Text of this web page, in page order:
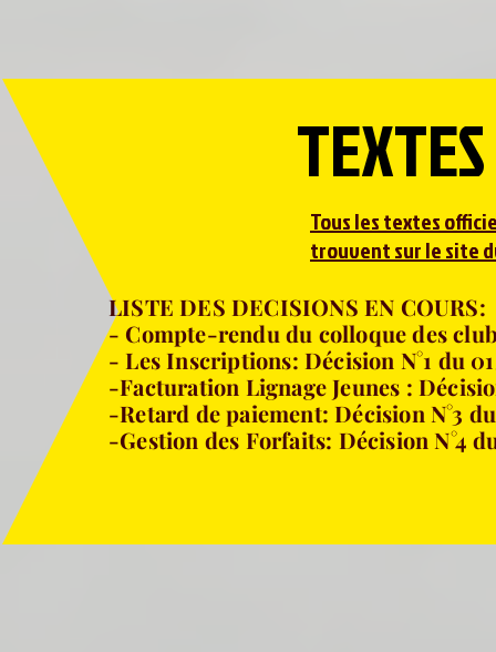
Tous les textes
trouvent sur le site
LISTE DES DECISIONS EN COURS:
- Compte-rendu du colloque des
- Les Inscriptions: Décision N°1 du
-Facturation Lignage Jeunes :
-Retard de paiement: Décision N°3
-Gestion des Forfaits: Décision N°4